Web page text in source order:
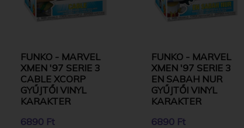
FUNKO - MARVEL
XMEN '97 SERIE 3
CABLE XCORP
GYŰJTŐI VINYL
KARAKTER
6890 Ft
FUNKO - MARVEL
XMEN '97 SERIE 3
EN SABAH NUR
GYŰJTŐI VINYL
KARAKTER
6890 Ft